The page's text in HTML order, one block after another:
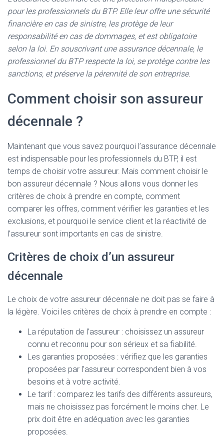
pour les professionnels du BTP. Elle leur offre une sécurité
financière en cas de sinistre, les protège de leur
responsabilité en cas de dommages, et est obligatoire
selon la loi. En souscrivant une assurance décennale, le
professionnel du BTP respecte la loi, se protège contre les
sanctions, et préserve la pérennité de son entreprise.
Comment choisir son assureur
décennale ?
Maintenant que vous savez pourquoi l’assurance décennale
est indispensable pour les professionnels du BTP, il est
temps de choisir votre assureur. Mais comment choisir le
bon assureur décennale ? Nous allons vous donner les
critères de choix à prendre en compte, comment
comparer les offres, comment vérifier les garanties et les
exclusions, et pourquoi le service client et la réactivité de
l’assureur sont importants en cas de sinistre.
Critères de choix d’un assureur
décennale
Le choix de votre assureur décennale ne doit pas se faire à
la légère. Voici les critères de choix à prendre en compte :
La réputation de l’assureur : choisissez un assureur
connu et reconnu pour son sérieux et sa fiabilité.
Les garanties proposées : vérifiez que les garanties
proposées par l’assureur correspondent bien à vos
besoins et à votre activité.
Le tarif : comparez les tarifs des différents assureurs,
mais ne choisissez pas forcément le moins cher. Le
prix doit être en adéquation avec les garanties
proposées.